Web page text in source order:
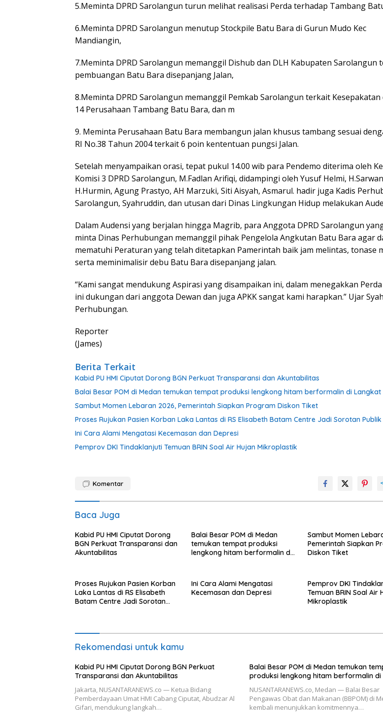
5.Meminta DPRD Sarolangun turun melihat realisasi Perda terhadap Tambang
6.Meminta DPRD Sarolangun menutup Stockpile Batu Bara di Gurun Mudo Kec
Mandiangin,
7.Meminta DPRD Sarolangun memanggil Dishub dan DLH Kabupaten Sarolangun
pembuangan Batu Bara disepanjang Jalan,
8.Meminta DPRD Sarolangun memanggil Pemkab Sarolangun terkait Kesepakatan
14 Perusahaan Tambang Batu Bara, dan m
9. Meminta Perusahaan Batu Bara membangun jalan khusus tambang sesuai
RI No.38 Tahun 2004 terkait 6 poin kententuan pungsi Jalan.
Setelah menyampaikan orasi, tepat pukul 14.00 wib para Pendemo diterima oleh
Komisi 3 DPRD Sarolangun, M.Fadlan Arifiqi, didampingi oleh Yusuf Helmi,
H.Hurmin, Agung Prastyo, AH Marzuki, Siti Aisyah, Asmarul. hadir juga Kadis
Sarolangun, Syahruddin, dan utusan dari Dinas Lingkungan Hidup melakukan
Dalam Audensi yang berjalan hingga Magrib, para Anggota DPRD Sarolangun
minta Dinas Perhubungan memanggil pihak Pengelola Angkutan Batu Bara agar
mematuhi Peraturan yang telah ditetapkan Pamerintah baik jam melintas, tonase
serta meminimalisir debu Batu Bara disepanjang jalan.
“Kami sangat mendukung Aspirasi yang disampaikan ini, dalam menegakkan
ini dukungan dari anggota Dewan dan juga APKK sangat kami harapkan.” Ujar
Perhubungan.
Reporter
(James)
Berita Terkait
Kabid PU HMI Ciputat Dorong BGN Perkuat Transparansi dan Akuntabilitas
Balai Besar POM di Medan temukan tempat produksi lengkong hitam berformalin di Langkat
Sambut Momen Lebaran 2026, Pemerintah Siapkan Program Diskon Tiket
Proses Rujukan Pasien Korban Laka Lantas di RS Elisabeth Batam Centre Jadi Sorotan Publik
Ini Cara Alami Mengatasi Kecemasan dan Depresi
Pemprov DKI Tindaklanjuti Temuan BRIN Soal Air Hujan Mikroplastik
Komentar
Baca Juga
Kabid PU HMI Ciputat Dorong
BGN Perkuat Transparansi dan
Akuntabilitas
Balai Besar POM di Medan
temukan tempat produksi
lengkong hitam berformalin di
Sambut Momen
Pemerintah Siapkan
Diskon Tiket
Proses Rujukan Pasien Korban
Laka Lantas di RS Elisabeth
Batam Centre Jadi Sorotan
Ini Cara Alami Mengatasi
Kecemasan dan Depresi
Pemprov DKI
Temuan BRIN Soal Air
Mikroplastik
Rekomendasi untuk kamu
Kabid PU HMI Ciputat Dorong BGN Perkuat
Transparansi dan Akuntabilitas
Jakarta, NUSANTARANEWS.co — Ketua Bidang
Pemberdayaan Umat HMI Cabang Ciputat, Abudzar Al
Gifari, mendukung langkah…
Balai Besar POM di Medan temukan
produksi lengkong hitam berformalin di
NUSANTARANEWS.co, Medan — Balai Besar
Pengawas Obat dan Makanan (BBPOM) di
kembali menunjukkan komitmennya…